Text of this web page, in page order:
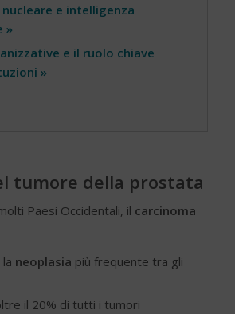
nucleare e intelligenza
»
e il ruolo chiave
»
tumore della prostata
Paesi Occidentali, il carcinoma
neoplasia più frequente tra gli
il 20% di tutti i tumori